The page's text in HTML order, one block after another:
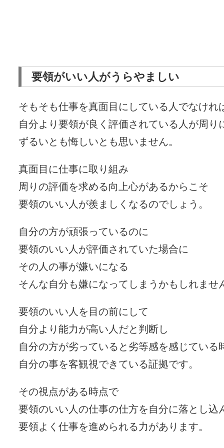
要領がいい人がうらやましい
そもそも仕事を真面目にしている人でなけれ
自分より要領が良く評価されている人が周り
ずるいとも悔しいとも思いません。
真面目に仕事に取り組み
周りの評価を求める向上心があるからこそ
要領のいい人が羨ましくなるのでしょう。
自分の方が頑張っているのに
要領のいい人が評価されていた場合に
その人の事が嫌いになる
そんな自分も嫌になってしまうかもしれませ
要領のいい人を目の前にして
自分より能力が高い人だと判断し
自分の方が劣っていると劣等感を感じている
自分の事を客観視できている証拠です。
その視点がある時点で
要領のいい人の仕事の仕方を自分に落とし込
要領よく仕事を進められる力があります。